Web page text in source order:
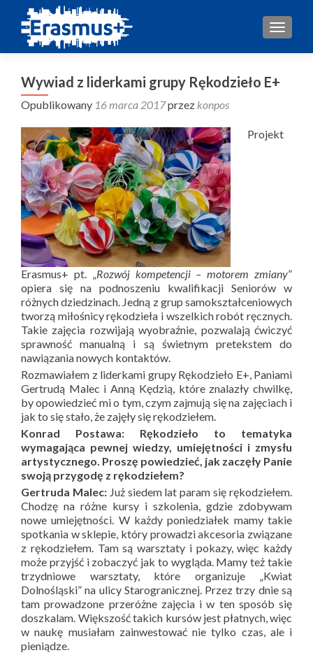
Wywiad z liderkami grupy Rękodzieło E+
Opublikowany 16 marca 2017przez konpos
Projekt
Erasmus+ pt. „Rozwój kompetencji – motorem zmiany”
opiera się na podnoszeniu kwalifikacji Seniorów w
różnych dziedzinach. Jedną z grup samokształceniowych
tworzą miłośnicy rękodzieła i wszelkich robót ręcznych.
Takie zajęcia rozwijają wyobraźnie, pozwalają ćwiczyć
sprawność manualną i są świetnym pretekstem do
nawiązania nowych kontaktów.
Rozmawiałem z liderkami grupy Rękodzieło E+, Paniami
Gertrudą Malec i Anną Kędzią, które znalazły chwilkę,
by opowiedzieć mi o tym, czym zajmują się na zajęciach i
jak to się stało, że zajęły się rękodziełem.
Konrad Postawa: Rękodzieło to tematyka
wymagająca pewnej wiedzy, umiejętności i zmysłu
artystycznego. Proszę powiedzieć, jak zaczęły Panie
swoją przygodę z rękodziełem?
Gertruda Malec:Już siedem lat param się rękodziełem.
Chodzę na różne kursy i szkolenia, gdzie zdobywam
nowe umiejętności. W każdy poniedziałek mamy takie
spotkania w sklepie, który prowadzi akcesoria związane
z rękodziełem. Tam są warsztaty i pokazy, więc każdy
może przyjść i zobaczyć jak to wygląda. Mamy też takie
trzydniowe warsztaty, które organizuje „Kwiat
Dolnośląski” na ulicy Starogranicznej. Przez trzy dnie są
tam prowadzone przeróżne zajęcia i w ten sposób się
doszkalam. Większość takich kursów jest płatnych, więc
w naukę musiałam zainwestować nie tylko czas, ale i
pieniądze.